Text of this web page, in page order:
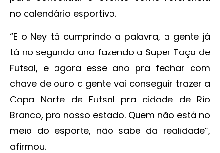
no calendário esportivo.
“E o Ney tá cumprindo a palavra, a gente já
tá no segundo ano fazendo a Super Taça de
Futsal, e agora esse ano pra fechar com
chave de ouro a gente vai conseguir trazer a
Copa Norte de Futsal pra cidade de Rio
Branco, pro nosso estado. Quem não está no
meio do esporte, não sabe da realidade”,
afirmou.